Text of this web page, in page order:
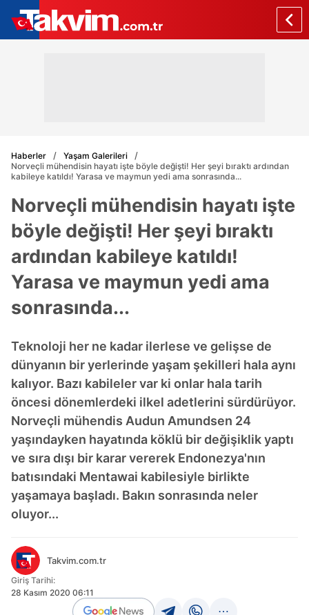
Haberler
Yaşam Galerileri
Norveçli mühendisin hayatı işte böyle değişti! Her şeyi bıraktı ardından
kabileye katıldı! Yarasa ve maymun yedi ama sonrasında...
Norveçli mühendisin hayatı işte
böyle değişti! Her şeyi bıraktı
ardından kabileye katıldı!
Yarasa ve maymun yedi ama
sonrasında...
Teknoloji her ne kadar ilerlese ve gelişse de
dünyanın bir yerlerinde yaşam şekilleri hala aynı
kalıyor. Bazı kabileler var ki onlar hala tarih
öncesi dönemlerdeki ilkel adetlerini sürdürüyor.
Norveçli mühendis Audun Amundsen 24
yaşındayken hayatında köklü bir değişiklik yaptı
ve sıra dışı bir karar vererek Endonezya'nın
batısındaki Mentawai kabilesiyle birlikte
yaşamaya başladı. Bakın sonrasında neler
oluyor...
Takvim.com.tr
Giriş Tarihi:
28 Kasım 2020 06:11